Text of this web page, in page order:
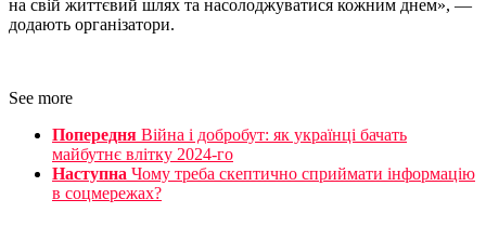
на свій життєвий шлях та насолоджуватися кожним днем», —
додають організатори.
See more
Попередня Війна і добробут: як українці бачать
майбутнє влітку 2024-го
Наступна Чому треба скептично сприймати інформацію
в соцмережах?